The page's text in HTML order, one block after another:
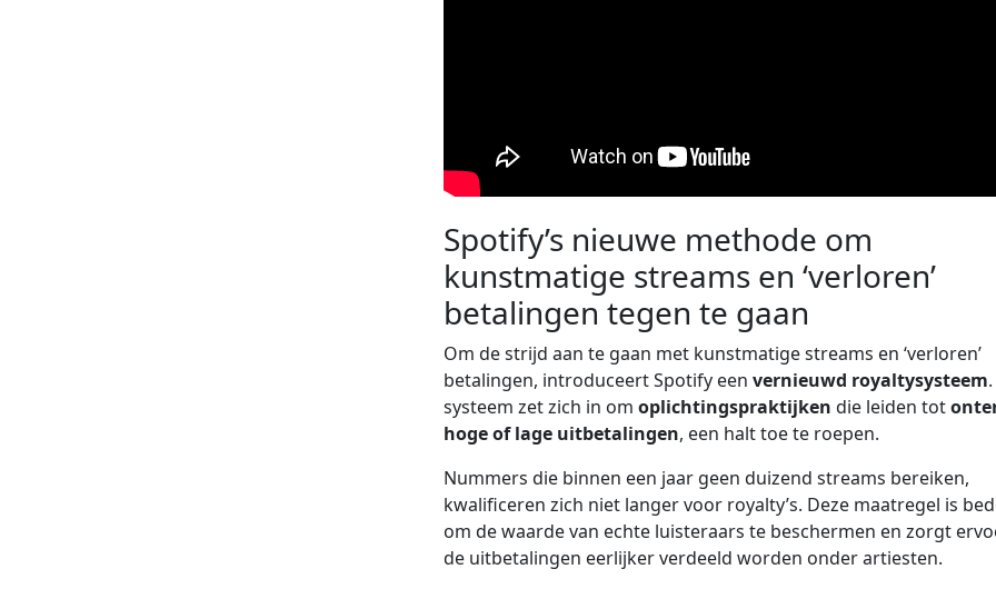
Spotify’s nieuwe methode om
kunstmatige streams en ‘verloren’
betalingen tegen te gaan
Om de strijd aan te gaan met kunstmatige streams en ‘verloren’
betalingen, introduceert Spotify een vernieuwd royaltysysteem
systeem zet zich in om oplichtingspraktijken die leiden tot
hoge of lage uitbetalingen, een halt toe te roepen.
Nummers die binnen een jaar geen duizend streams bereiken,
kwalificeren zich niet langer voor royalty’s. Deze maatregel is
om de waarde van echte luisteraars te beschermen en zorgt
de uitbetalingen eerlijker verdeeld worden onder artiesten.